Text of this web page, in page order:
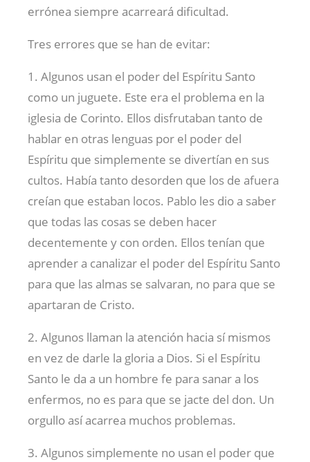
errónea siempre acarreará dificultad.
Tres errores que se han de evitar:
1. Algunos usan el poder del Espíritu Santo
como un juguete. Este era el problema en la
iglesia de Corinto. Ellos disfrutaban tanto de
hablar en otras lenguas por el poder del
Espíritu que simplemente se divertían en sus
cultos. Había tanto desorden que los de afuera
creían que estaban locos. Pablo les dio a saber
que todas las cosas se deben hacer
decentemente y con orden. Ellos tenían que
aprender a canalizar el poder del Espíritu Santo
para que las almas se salvaran, no para que se
apartaran de Cristo.
2. Algunos llaman la atención hacia sí mismos
en vez de darle la gloria a Dios. Si el Espíritu
Santo le da a un hombre fe para sanar a los
enfermos, no es para que se jacte del don. Un
orgullo así acarrea muchos problemas.
3. Algunos simplemente no usan el poder que